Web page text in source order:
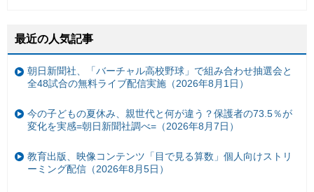
最近の人気記事
朝日新聞社、「バーチャル高校野球」で組み合わせ抽選会と
全48試合の無料ライブ配信実施（2026年8月1日）
今の子どもの夏休み、親世代と何が違う？保護者の73.5％が
変化を実感=朝日新聞社調べ=（2026年8月7日）
教育出版、映像コンテンツ「目で見る算数」個人向けストリ
ーミング配信（2026年8月5日）